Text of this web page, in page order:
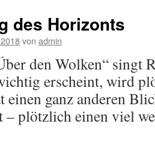
des Horizonts
von admin
den Wolken“ singt
erscheint, wird
einen ganz anderen
– plötzlich einen viel